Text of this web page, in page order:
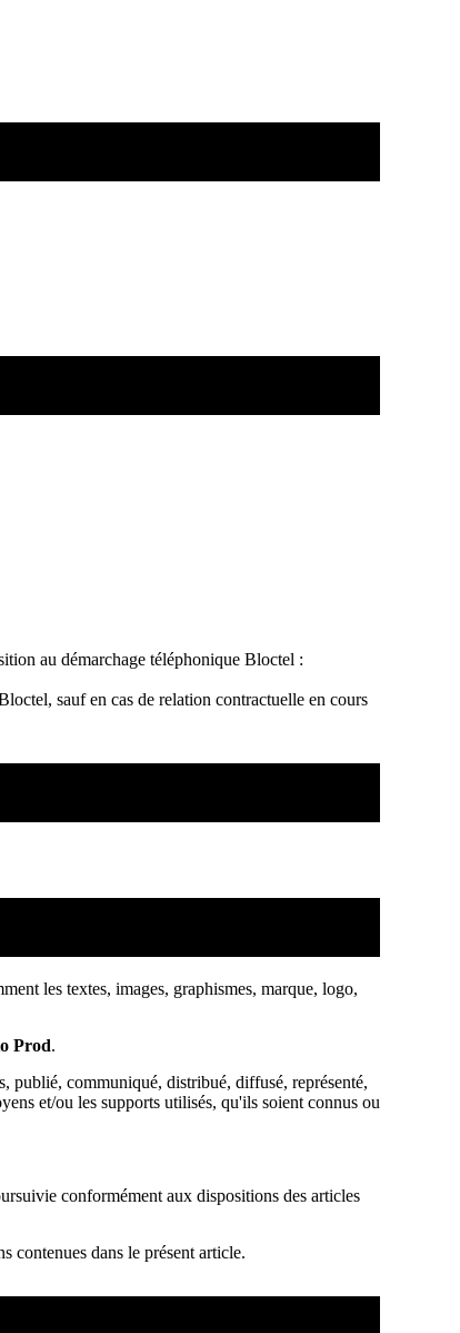
au démarchage téléphonique Bloctel :
sauf en cas de relation contractuelle en cours
les textes, images, graphismes, marque, logo,
Prod.
publié, communiqué, distribué, diffusé, représenté,
et/ou les supports utilisés, qu'ils soient connus ou
conformément aux dispositions des articles
contenues dans le présent article.